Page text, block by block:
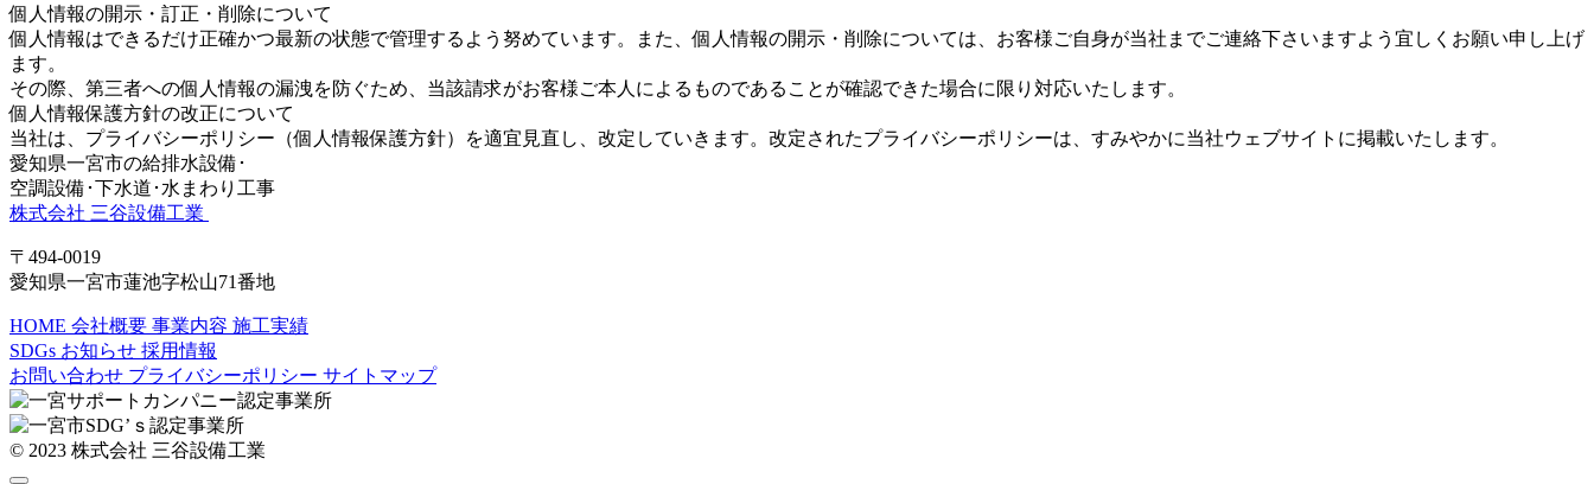
個人情報の開示・訂正・削除について
個人情報はできるだけ正確かつ最新の状態で管理するよう努めています。また、個人情報の開示・削除については、お客様ご自身が当社までご連絡下さいますよう宜しくお願い申し上げ
ます。
その際、第三者への個人情報の漏洩を防ぐため、当該請求がお客様ご本人によるものであることが確認できた場合に限り対応いたします。
個人情報保護方針の改正について
当社は、プライバシーポリシー（個人情報保護方針）を適宜見直し、改定していきます。改定されたプライバシーポリシーは、すみやかに当社ウェブサイトに掲載いたします。
愛知県一宮市の給排水設備･
空調設備･下水道･水まわり工事
株式会社 三谷設備工業
〒494-0019
愛知県一宮市蓮池字松山71番地
HOME 会社概要 事業内容 施工実績
SDGs お知らせ 採用情報
お問い合わせ プライバシーポリシー サイトマップ
© 2023 株式会社 三谷設備工業